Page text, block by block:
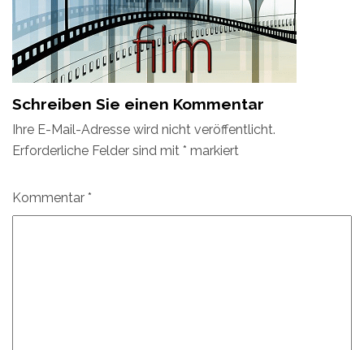
Schreiben Sie einen Kommentar
Ihre E-Mail-Adresse wird nicht veröffentlicht.
Erforderliche Felder sind mit * markiert
Kommentar *